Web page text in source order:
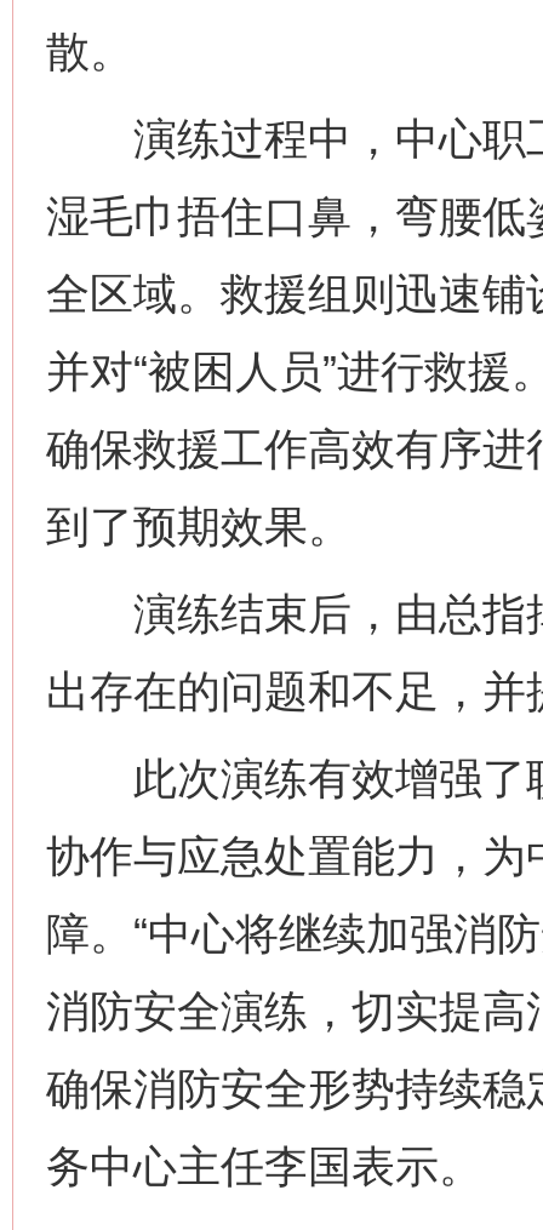
散。
演练过程中，中心职
湿毛巾捂住口鼻，弯腰
全区域。救援组则迅速
并对“被困人员”进行救
确保救援工作高效有序
到了预期效果。
演练结束后，由总指
出存在的问题和不足，
此次演练有效增强了
协作与应急处置能力，
障。“中心将继续加强消
消防安全演练，切实提
确保消防安全形势持续稳
务中心主任李国表示。
网上购药对药下症？